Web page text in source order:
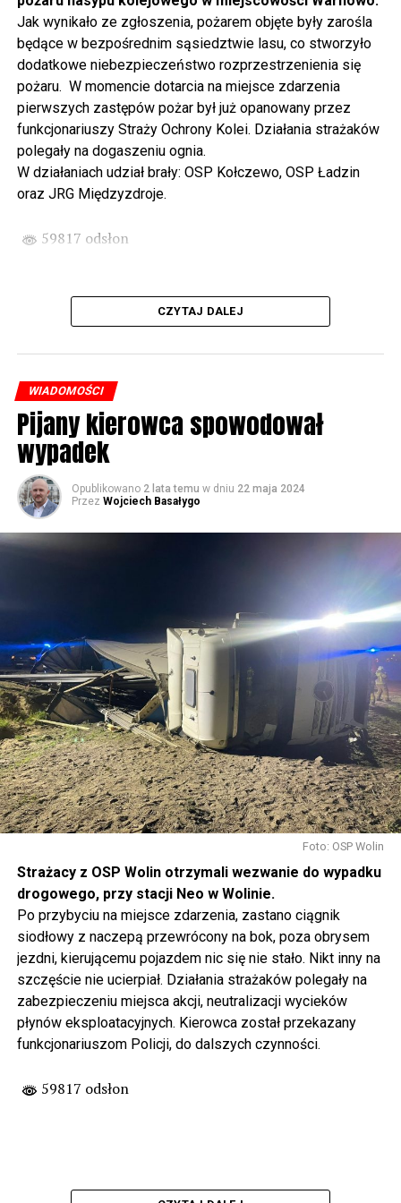
odbywając podróż w czasie za sprawą Centrum Słowian i
Wikingów lub zwiedzając miasto z przewodnikiem (start
spod biblioteki). O godzinie 19.00 w kolegiacie
wysłuchamy organowego koncertu w wykonaniu
państwa Witkowskich.
Wyjątkowym wydarzeniem będzie koncert w wykonaniu
Kawuś Music Project, podczas którego wysłuchamy
polskich przebojów w jazzowej aranżacji (godz. 20.00
przed biblioteką). Podczas koncertu zaplanowaliśmy dla
Projektów Interreg VI A – Kultura i zrównoważona
turystyka.
(Niemcy), Biblioteka Publiczna Gminy Wolin, Parafia
Rzymskokatolicka w Wolinie
59818 odsłon
Jak wynikało ze zgłoszenia, pożarem objęte były zarośla
będące w bezpośrednim sąsiedztwie lasu, co stworzyło
dodatkowe niebezpieczeństwo rozprzestrzenienia się
pożaru. W momencie dotarcia na miejsce zdarzenia
pierwszych zastępów pożar był już opanowany przez
funkcjonariuszy Straży Ochrony Kolei. Działania strażaków
polegały na dogaszeniu ognia.
W działaniach udział brały: OSP Kołczewo, OSP Ładzin
oraz JRG Międzyzdroje.
59817 odsłon
CZYTAJ DALEJ
WIADOMOŚCI
Pijany kierowca spowodował
wypadek
Opublikowano 2 lata temu w dniu 22 maja 2024
Przez Wojciech Basałygo
Foto: OSP Wolin
Strażacy z OSP Wolin otrzymali wezwanie do wypadku
drogowego, przy stacji Neo w Wolinie.
Po przybyciu na miejsce zdarzenia, zastano ciągnik
siodłowy z naczepą przewrócony na bok, poza obrysem
jezdni, kierującemu pojazdem nic się nie stało. Nikt inny na
szczęście nie ucierpiał. Działania strażaków polegały na
zabezpieczeniu miejsca akcji, neutralizacji wycieków
płynów eksploatacyjnych. Kierowca został przekazany
funkcjonariuszom Policji, do dalszych czynności.
59817 odsłon